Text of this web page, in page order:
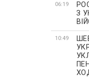
06:19
З
10:49